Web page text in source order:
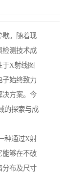
歇。随着现
检测技术成
于X射线图
子始终致力
决方案。今
的探索与成
种通过X射
能够在不破
分布及尺寸